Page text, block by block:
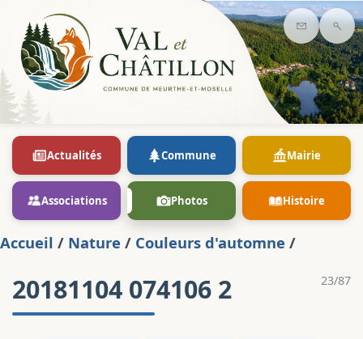
Contact
Actualités Commune Mairie
Associations Photos Histoire
Accueil / Nature / Couleurs d'automne /
23/87
20181104 074106 2